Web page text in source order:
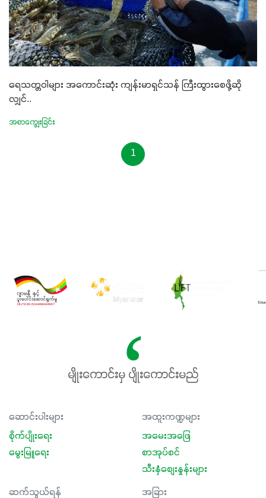
ရေသတ္တဝါများ အကောင်းဆုံး ကျန်းမာရှင်သန် ကြီးထွားစေဖို့ဆို
လျှင်..
အစာကျွေးခြင်း
1
မျိုးကောင်းမှ ပျိုးကောင်းမည်
ဆောင်းပါးများ
စိုက်ပျိုးရေး
မွေးမြူရေး
အထူးကဏ္ဍများ
အမေးအဖြေ
စာအုပ်စင်
သီးနှံစျေးနှုန်းများ
ဆက်သွယ်ရန်
အခြား